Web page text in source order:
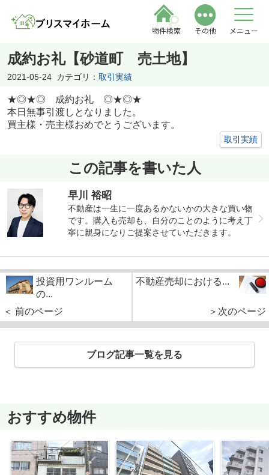
物件検索 その他 メニュー
成約お礼【砂道町 売土地】
2021-05-24 カテゴリ： 取引実績
★◎★◎ 成約お礼 ◎★◎★
本日無事引渡しとなりました。
買主様・売主様おめでとうございます。
取引実績
この記事を書いた人
早川 裕昭
不動産は一生に一度あるかないかの大きな買い物
です。購入も売却も、自分のことのように考え丁
寧に親身になりご提案させていただきます。
投資用ワンルーム
の...
＜ 前のページ
不動産売却における...
＞次のページ
ブログ記事一覧を見る
おすすめ物件